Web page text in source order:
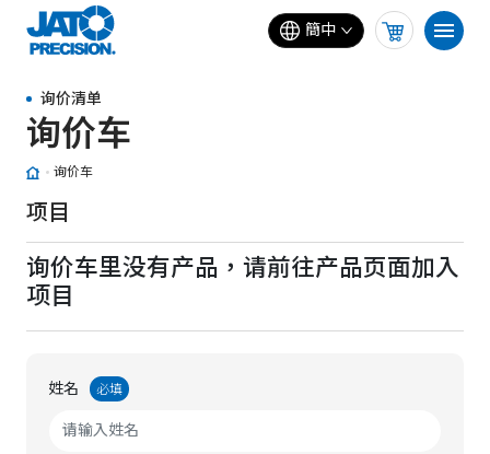
簡中
询价清单
询价车
询价车
项目
询价车里没有产品，请前往产品页面加入
项目
姓名 必填